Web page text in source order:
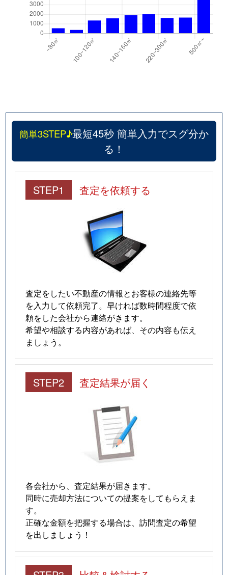
簡単3STEP♪最短45秒 簡単入力でスグ分か
る！
STEP1 査定を依頼する
査定をしたい不動産の情報とお客様の連絡先等
を入力して依頼完了。早ければ数時間程度で依
頼をした会社から連絡がきます。
希望や相談する内容があれば、その内容も伝え
ましょう。
STEP2 査定結果が届く
各会社から、査定結果が届きます。
同時に売却方法についての提案をしてもらえま
す。
正確な金額を把握する場合は、訪問査定の希望
を出しましょう！